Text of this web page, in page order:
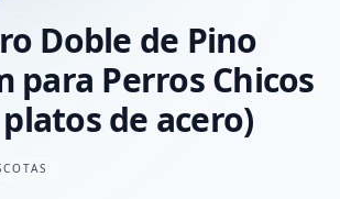
Doble de Pino
para Perros Chicos
de acero)